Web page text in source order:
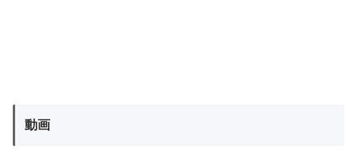
動画